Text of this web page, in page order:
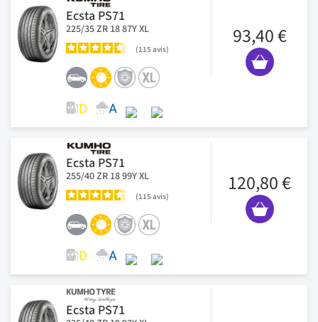
Ecsta PS71
225/35 ZR 18 87Y XL
115 avis
93,40 €
Ecsta PS71
255/40 ZR 18 99Y XL
115 avis
120,80 €
Ecsta PS71